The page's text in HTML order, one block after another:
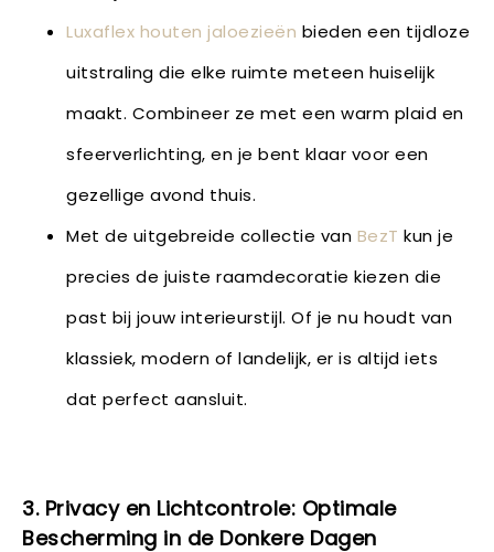
Luxaflex houten jaloezieën bieden een tijdloze
uitstraling die elke ruimte meteen huiselijk
maakt. Combineer ze met een warm plaid en
sfeerverlichting, en je bent klaar voor een
gezellige avond thuis.
Met de uitgebreide collectie van BezT kun je
precies de juiste raamdecoratie kiezen die
past bij jouw interieurstijl. Of je nu houdt van
klassiek, modern of landelijk, er is altijd iets
dat perfect aansluit.
3. Privacy en Lichtcontrole: Optimale
Bescherming in de Donkere Dagen